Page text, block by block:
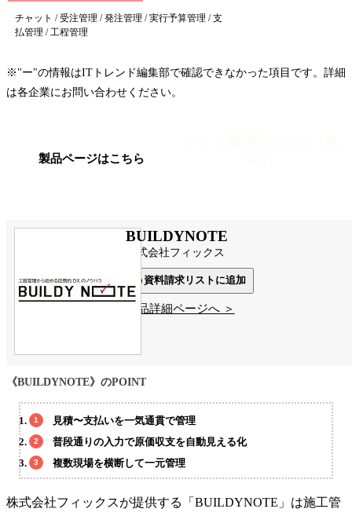
チャット / 受注管理 / 発注管理 / 実行予算管理 / 支
払管理 / 工程管理
※"ー"の情報はITトレンド編集部で確認できなかった項目です。詳細
は各企業にお問い合わせください。
製品ページはこちら
BUILDYNOTE
株式会社フィックス
資料請求リストに追加
製品詳細ページへ ＞
《BUILDYNOTE》のPOINT
見積〜支払いを一気通貫で管理
普段通りの入力で原価収支を自動見える化
複数現場を横断して一元管理
株式会社フィックスが提供する「BUILDYNOTE」は施工管